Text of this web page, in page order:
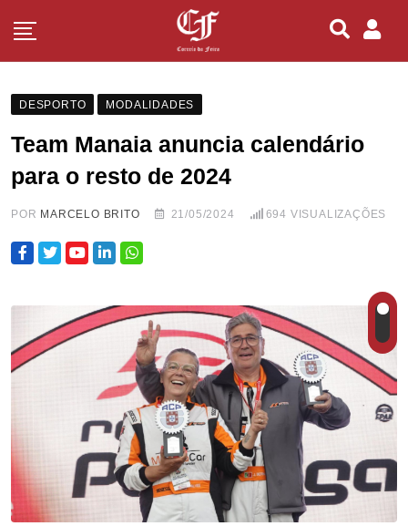
DESPORTO MODALIDADES
Team Manaia anuncia calendário
para o resto de 2024
POR MARCELO BRITO 21/05/2024 694 VISUALIZAÇÕES